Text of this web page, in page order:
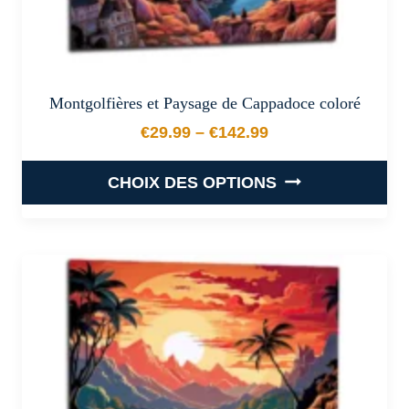
produit
Montgolfières et Paysage de Cappadoce coloré
€29.99 – €142.99
Plage de prix : €29.99 à
CHOIX DES OPTIONS
a
plusieurs
variations.
Les
options
peuvent